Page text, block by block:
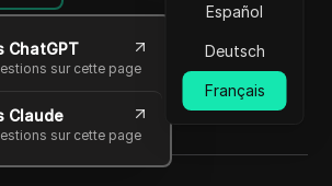
Español
Deutsch
Français
ChatGPT
sur cette page
Claude
sur cette page
2 min de lecture